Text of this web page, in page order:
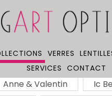
VERRES
SERVICES CONTACT
Anne & Valentin
Ic